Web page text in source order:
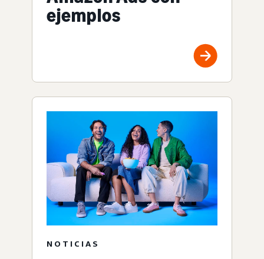
ejemplos
NOTICIAS